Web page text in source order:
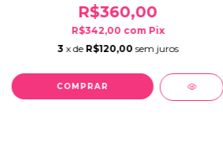
R$360,00
R$342,00 com Pix
3 x de R$120,00 sem juros